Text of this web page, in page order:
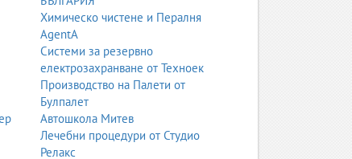
Химическо чистене и Пералня
AgentA
Системи за резервно
електрозахранване от Техноек
Производство на Палети от
Булпалет
Автошкола Митев
Лечебни процедури от Студио
Релакс